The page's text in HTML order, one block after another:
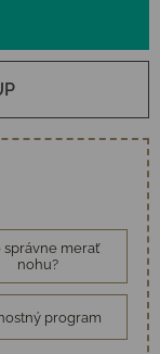
správne merať
nohu?
program